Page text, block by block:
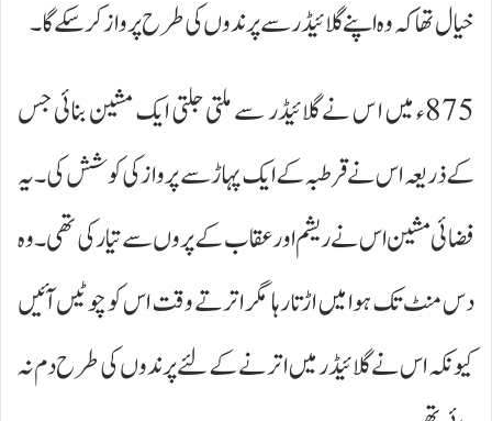
خیال تھا کہ وہ اپنے گلا ئیڈر سے پرندوں کی طرح پرواز کر سکے گا۔
875ء میں ا س نے گلائیڈر سے ملتی جلتی ایک مشین بنائی جس
کے ذریعہ اس نے قرطبہ کے ایک پہاڑ سے پرواز کی کوشش کی۔ یہ
فضائی مشین اس نے ریشم اور عقاب کے پروں سے تیار کی تھی۔ وہ
دس منٹ تک ہوا میں اڑتا رہا مگر اترتے وقت اس کو چوٹیں آئیں
کیونکہ اس نے گلائیڈر میں اترنے کے لئے پرندوں کی طرح دم نہ